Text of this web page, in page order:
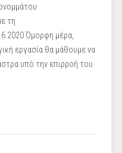
τη
Όμορφη μέρα,
εργασία θα μάθουμε να
υπό την επιρροή του